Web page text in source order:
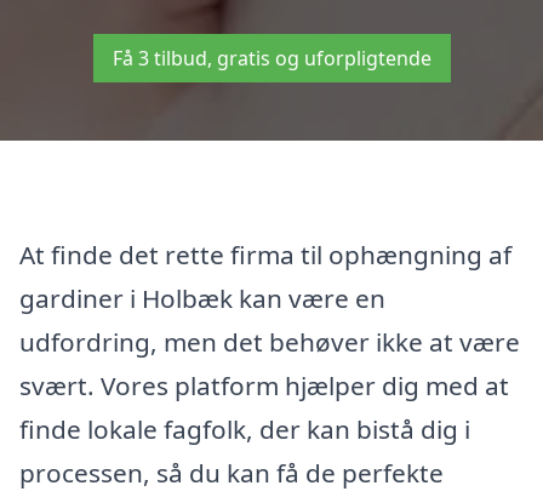
Få 3 tilbud, gratis og uforpligtende
At finde det rette firma til ophængning af
gardiner i Holbæk kan være en
udfordring, men det behøver ikke at være
svært. Vores platform hjælper dig med at
finde lokale fagfolk, der kan bistå dig i
processen, så du kan få de perfekte